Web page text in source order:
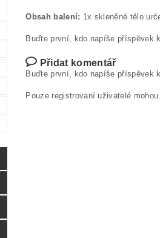
Obsah balení: 1x skleněné tělo
Buďte první, kdo napíše příspěvek
Přidat komentář
Buďte první, kdo napíše příspěvek
Pouze registrovaní uživatelé